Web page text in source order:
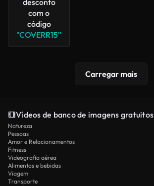
com o
código
"COVERR15"
Carregar mais
Vídeos de banco de imagens gratuitos
Natureza
Pessoas
Amor e Relacionamentos
Fitness
Videografia aérea
Alimentos e bebidas
Viagem
Transporte